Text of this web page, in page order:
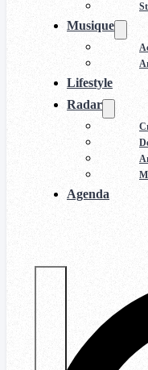
Musique
Lifestyle
Radar
Agenda